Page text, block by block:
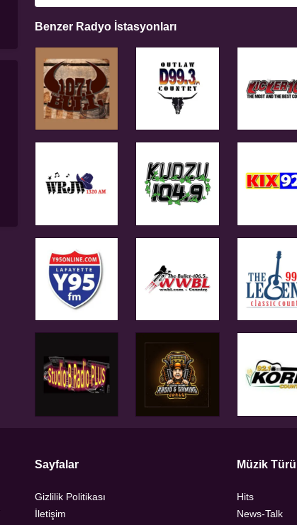
Benzer Radyo İstasyonları
Sayfalar
Gizlilik Politikası
İletişim
Müzik Türü
Hits
News-Talk